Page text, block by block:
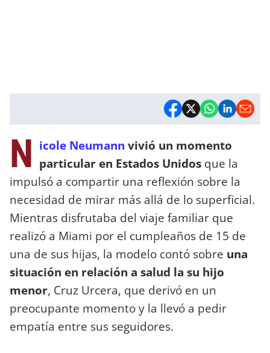
N icole Neumann vivió un momento
particular en Estados Unidos que la
impulsó a compartir una reflexión sobre la
necesidad de mirar más allá de lo superficial.
Mientras disfrutaba del viaje familiar que
realizó a Miami por el cumpleaños de 15 de
una de sus hijas, la modelo contó sobre una
situación en relación a salud la su hijo
menor, Cruz Urcera, que derivó en un
preocupante momento y la llevó a pedir
empatía entre sus seguidores.